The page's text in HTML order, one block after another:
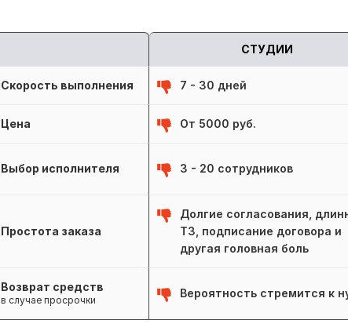
СТУДИИ
Скорость выполнения 7 - 30 дней
Цена От 5000 руб.
Выбор исполнителя 3 - 20 сотрудников
Простота заказа
Долгие согласования,
ТЗ, подписание договора и
другая головная боль
Возврат средств
в случае просрочки
Вероятность стремится к